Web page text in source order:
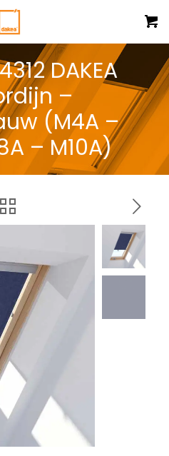
DAKEA
–
(M4A –
– M10A)